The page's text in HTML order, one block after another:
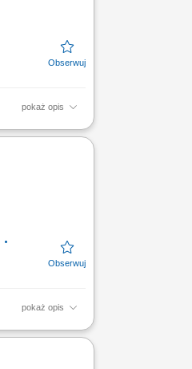
pokaż opis
pokaż opis